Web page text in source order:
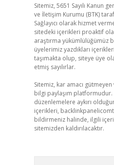
Sitemiz, 5651 Sayılı Kanun
ve İletişim Kurumu (BTK)
Sağlayıcı olarak hizmet
sitedeki içerikleri proaktif
araştırma yükümlülüğümüz
üyelerimiz yazdıkları
taşımakta olup, siteye üye
etmiş sayılırlar.
Sitemiz, kar amacı
bilgi paylaşım platformudur.
düzenlemelere aykırı
içerikleri,
bildirmeniz halinde, ilgili
sitemizden kaldırılacaktır.